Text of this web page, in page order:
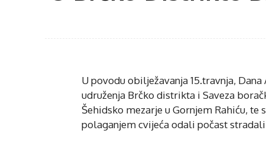
U povodu obilježavanja 15.travnja,
udruženja Brčko distrikta i Saveza
Šehidsko mezarje u Gornjem Rahiću,
polaganjem cvijeća odali počast